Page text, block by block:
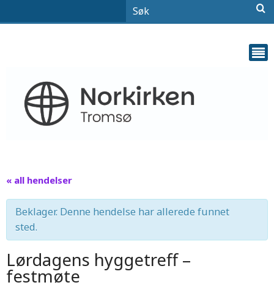
« all hendelser
Beklager. Denne hendelse har allerede funnet
sted.
Lørdagens hyggetreff –
festmøte